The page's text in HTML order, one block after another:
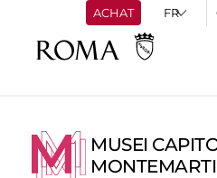
ACHAT
MUSEI